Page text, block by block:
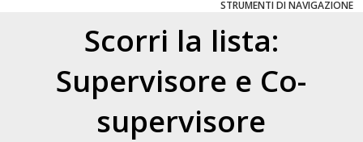
STRUMENTI DI NAVIGAZIONE
Scorri la lista:
Supervisore e Co-
supervisore